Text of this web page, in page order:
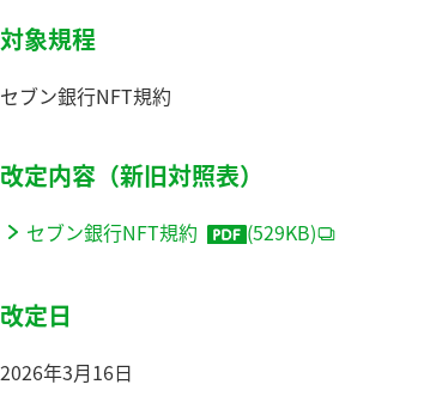
対象規程
セブン銀行NFT規約
改定内容（新旧対照表）
セブン銀行NFT規約 (529KB)
改定日
2026年3月16日